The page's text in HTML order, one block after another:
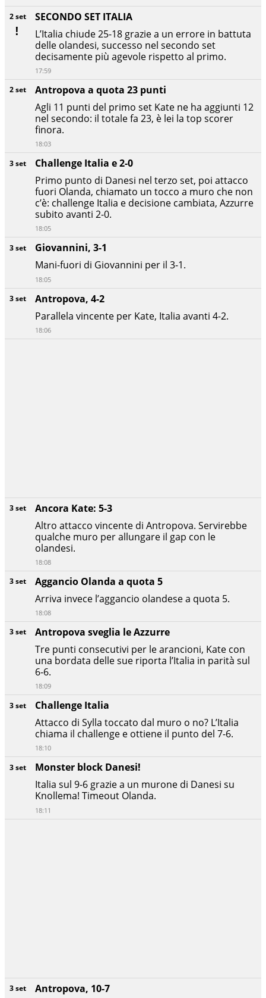
3 set
Antropova, 10-7
3 set
Monster block Danesi!
Italia sul 9-6 grazie a un murone di Danesi su
Knollema! Timeout Olanda.
18:11
3 set
Challenge Italia
Attacco di Sylla toccato dal muro o no? L’Italia
chiama il challenge e ottiene il punto del 7-6.
18:10
3 set
Antropova sveglia le Azzurre
Tre punti consecutivi per le arancioni, Kate con
una bordata delle sue riporta l’Italia in parità sul
6-6.
18:09
3 set
Aggancio Olanda a quota 5
Arriva invece l’aggancio olandese a quota 5.
18:08
3 set
Ancora Kate: 5-3
Altro attacco vincente di Antropova. Servirebbe
qualche muro per allungare il gap con le
olandesi.
18:08
3 set
Antropova, 4-2
Parallela vincente per Kate, Italia avanti 4-2.
18:06
3 set
Giovannini, 3-1
Mani-fuori di Giovannini per il 3-1.
18:05
3 set
Challenge Italia e 2-0
Primo punto di Danesi nel terzo set, poi attacco
fuori Olanda, chiamato un tocco a muro che non
c’è: challenge Italia e decisione cambiata, Azzurre
subito avanti 2-0.
18:05
2 set
Antropova a quota 23 punti
Agli 11 punti del primo set Kate ne ha aggiunti 12
nel secondo: il totale fa 23, è lei la top scorer
finora.
18:03
2 set
SECONDO SET ITALIA
L’Italia chiude 25-18 grazie a un errore in battuta
delle olandesi, successo nel secondo set
decisamente più agevole rispetto al primo.
17:59